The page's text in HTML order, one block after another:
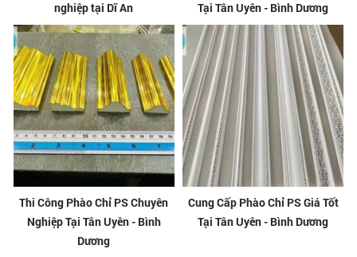
nghiệp tại Dĩ An
Tại Tân Uyên - Bình Dương
Thi Công Phào Chỉ PS Chuyên
Nghiệp Tại Tân Uyên - Bình
Dương
Cung Cấp Phào Chỉ PS Giá Tốt
Tại Tân Uyên - Bình Dương